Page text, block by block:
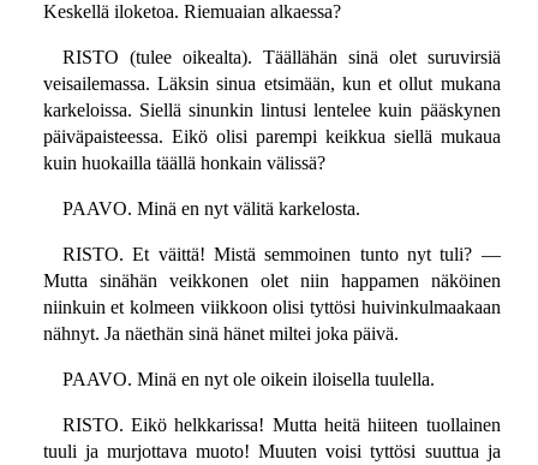
Keskellä iloketoa. Riemuaian alkaessa?
RISTO (tulee oikealta). Täällähän sinä olet suruvirsiä
veisailemassa. Läksin sinua etsimään, kun et ollut mukana
karkeloissa. Siellä sinunkin lintusi lentelee kuin pääskynen
päiväpaisteessa. Eikö olisi parempi keikkua siellä mukaua
kuin huokailla täällä honkain välissä?
PAAVO. Minä en nyt välitä karkelosta.
RISTO. Et väittä! Mistä semmoinen tunto nyt tuli? —
Mutta sinähän veikkonen olet niin happamen näköinen
niinkuin et kolmeen viikkoon olisi tyttösi huivinkulmaakaan
nähnyt. Ja näethän sinä hänet miltei joka päivä.
PAAVO. Minä en nyt ole oikein iloisella tuulella.
RISTO. Eikö helkkarissa! Mutta heitä hiiteen tuollainen
tuuli ja murjottava muoto! Muuten voisi tyttösi suuttua ja